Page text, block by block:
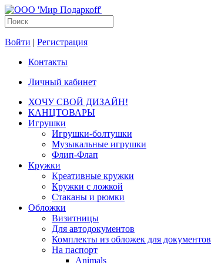
Войти | Регистрация
Контакты
Личный кабинет
ХОЧУ СВОЙ ДИЗАЙН!
КАНЦТОВАРЫ
Игрушки
Игрушки-болтушки
Музыкальные игрушки
Флип-Флап
Кружки
Креативные кружки
Кружки с ложкой
Стаканы и рюмки
Обложки
Визитницы
Для автодокументов
Комплекты из обложек для документов
На паспорт
Animals